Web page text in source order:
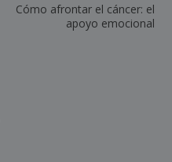
Cómo afrontar el cáncer: el
apoyo emocional